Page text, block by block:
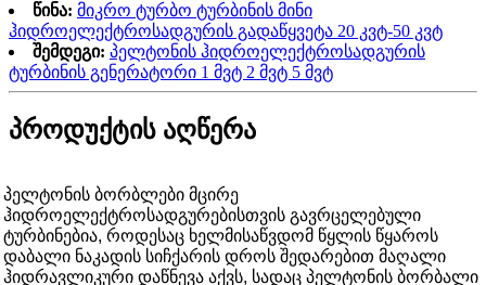
წინა: მიკრო ტურბო ტურბინის მინი
ჰიდროელექტროსადგურის გადაწყვეტა 20 კვტ-50 კვტ
შემდეგი: პელტონის ჰიდროელექტროსადგურის
ტურბინის გენერატორი 1 მვტ 2 მვტ 5 მვტ
პროდუქტის აღწერა
პელტონის ბორბლები მცირე
ჰიდროელექტროსადგურებისთვის გავრცელებული
ტურბინებია, როდესაც ხელმისაწვდომ წყლის წყაროს
დაბალი ნაკადის სიჩქარის დროს შედარებით მაღალი
ჰიდრავლიკური დაწნევა აქვს, სადაც პელტონის ბორბალი